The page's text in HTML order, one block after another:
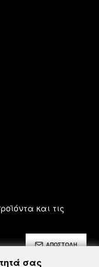
και τις
ΑΠΟΣΤΟΛΗ
σας